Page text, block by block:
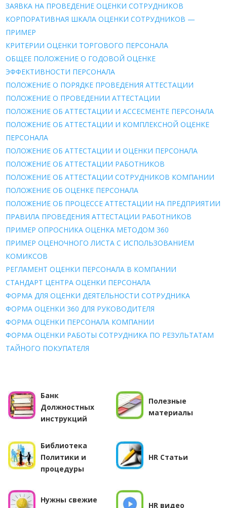
ЗАЯВКА НА ПРОВЕДЕНИЕ ОЦЕНКИ СОТРУДНИКОВ
КОРПОРАТИВНАЯ ШКАЛА ОЦЕНКИ СОТРУДНИКОВ —
ПРИМЕР
КРИТЕРИИ ОЦЕНКИ ТОРГОВОГО ПЕРСОНАЛА
ОБЩЕЕ ПОЛОЖЕНИЕ О ГОДОВОЙ ОЦЕНКЕ
ЭФФЕКТИВНОСТИ ПЕРСОНАЛА
ПОЛОЖЕНИЕ О ПОРЯДКЕ ПРОВЕДЕНИЯ АТТЕСТАЦИИ
ПОЛОЖЕНИЕ О ПРОВЕДЕНИИ АТТЕСТАЦИИ
ПОЛОЖЕНИЕ ОБ АТТЕСТАЦИИ И АССЕСМЕНТЕ ПЕРСОНАЛА
ПОЛОЖЕНИЕ ОБ АТТЕСТАЦИИ И КОМПЛЕКСНОЙ ОЦЕНКЕ
ПЕРСОНАЛА
ПОЛОЖЕНИЕ ОБ АТТЕСТАЦИИ И ОЦЕНКИ ПЕРСОНАЛА
ПОЛОЖЕНИЕ ОБ АТТЕСТАЦИИ РАБОТНИКОВ
ПОЛОЖЕНИЕ ОБ АТТЕСТАЦИИ СОТРУДНИКОВ КОМПАНИИ
ПОЛОЖЕНИЕ ОБ ОЦЕНКЕ ПЕРСОНАЛА
ПОЛОЖЕНИЕ ОБ ПРОЦЕССЕ АТТЕСТАЦИИ НА ПРЕДПРИЯТИИ
ПРАВИЛА ПРОВЕДЕНИЯ АТТЕСТАЦИИ РАБОТНИКОВ
ПРИМЕР ОПРОСНИКА ОЦЕНКА МЕТОДОМ 360
ПРИМЕР ОЦЕНОЧНОГО ЛИСТА С ИСПОЛЬЗОВАНИЕМ
КОМИКСОВ
РЕГЛАМЕНТ ОЦЕНКИ ПЕРСОНАЛА В КОМПАНИИ
СТАНДАРТ ЦЕНТРА ОЦЕНКИ ПЕРСОНАЛА
ФОРМА ДЛЯ ОЦЕНКИ ДЕЯТЕЛЬНОСТИ СОТРУДНИКА
ФОРМА ОЦЕНКИ 360 ДЛЯ РУКОВОДИТЕЛЯ
ФОРМА ОЦЕНКИ ПЕРСОНАЛА КОМПАНИИ
ФОРМА ОЦЕНКИ РАБОТЫ СОТРУДНИКА ПО РЕЗУЛЬТАТАМ
ТАЙНОГО ПОКУПАТЕЛЯ
Банк
Должностных
инструкций
Полезные
материалы
Библиотека
Политики и
процедуры
HR Статьи
Нужны cвежие
HR видео